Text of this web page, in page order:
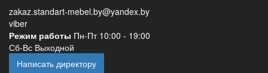
zakaz.standart-mebel.by@yandex.by
viber
Режим работы Пн-Пт 10:00 - 19:00
Сб-Вс Выходной
Написать директору